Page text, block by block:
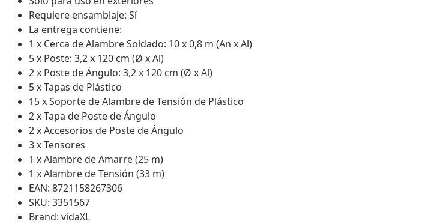
Requiere ensamblaje: Sí
La entrega contiene:
1 x Cerca de Alambre Soldado: 10 x 0,8 m (An x Al)
5 x Poste: 3,2 x 120 cm (Ø x Al)
2 x Poste de Ángulo: 3,2 x 120 cm (Ø x Al)
5 x Tapas de Plástico
15 x Soporte de Alambre de Tensión de Plástico
2 x Tapa de Poste de Ángulo
2 x Accesorios de Poste de Ángulo
3 x Tensores
1 x Alambre de Amarre (25 m)
1 x Alambre de Tensión (33 m)
EAN: 8721158267306
SKU: 3351567
Brand: vidaXL